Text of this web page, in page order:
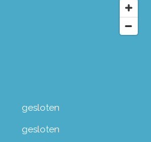
gesloten
gesloten